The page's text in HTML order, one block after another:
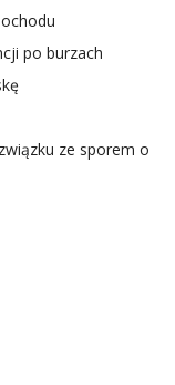
po burzach
ze sporem o